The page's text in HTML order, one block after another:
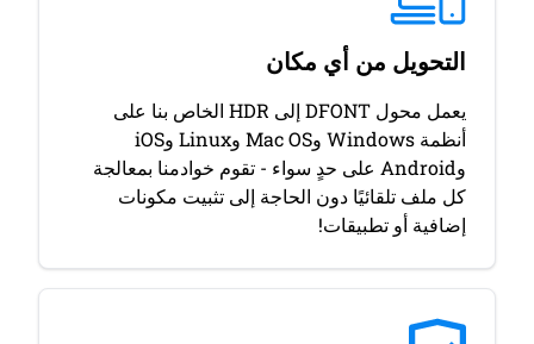
التحويل من أي مكان
يعمل محول DFONT إلى HDR الخاص بنا على
أنظمة Windows وMac OS وLinux وiOS
وAndroid على حدٍ سواء - تقوم خوادمنا بمعالجة
كل ملف تلقائيًا دون الحاجة إلى تثبيت مكونات
إضافية أو تطبيقات!